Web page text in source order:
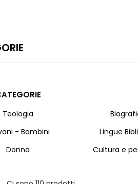
Teologia
- Bambini
Lingue
Donna
Cultura e